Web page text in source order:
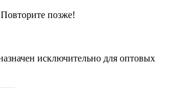
позже!
исключительно для оптовых